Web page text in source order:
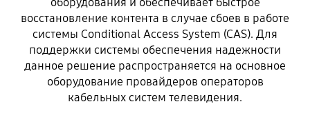
восстановление контента в случае сбоев в работе
системы Conditional Access System (CAS). Для
поддержки системы обеспечения надежности
данное решение распространяется на основное
оборудование провайдеров операторов
кабельных систем телевидения.